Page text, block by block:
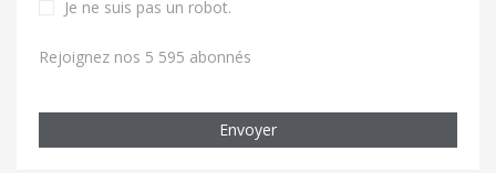
Je ne suis pas un robot.
Rejoignez nos 5 595 abonnés
Envoyer